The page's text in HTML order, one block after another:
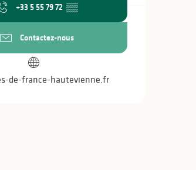
+33 5 55 79 72 ▒▒
Contactez-nous
de-france-hautevienne.fr